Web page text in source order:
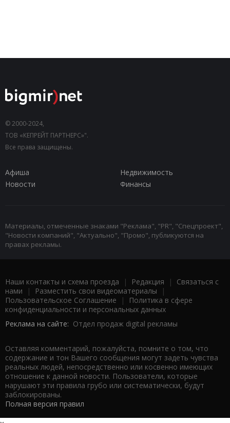
© 2000-2024,
ТОВ «КЕПРЕЙТ ПАРТНЕРС»".
Все права защищены.
Афиша
Недвижимость
Новости
Финансы
Материалы, отмеченные знаками "Реклама", "PR", "Спецпроект",
"Новости компаний", "Актуально", "Промо", публикуются на
правах рекламы.
Наши контакты и схема проезда | Редакция | Связаться с
нами | Разместить свои видеоматериалы |
Пользовательское Соглашение |
Политика в сфере
конфиденциальности и персональных данных
Реклама на сайте: Отдел продаж digital рекламы
Оставляя комментарий, пожалуйста, помните о том, что
содержание и тон Вашего сообщения могут задеть чувства
реальных людей, непосредственно или косвенно имеющих
отношение к данной новости. Пользователи, которые
нарушают эти правила грубо или систематически, будут
заблокированы.
Полная версия правил